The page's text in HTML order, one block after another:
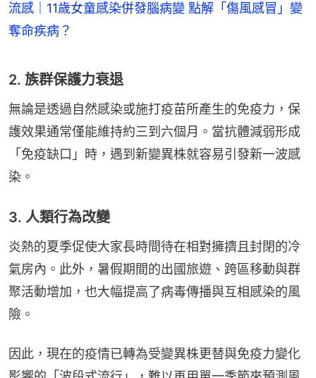
流感｜11歲女童感染併發腦病變 點解「傷風感冒」變
奪命疾病？
2. 族群保護力衰退
無論是透過自然感染或施打疫苗所產生的免疫力，保
護效果通常僅能維持約三到六個月。當抗體減弱形成
「免疫缺口」時，遇到新變異株就容易引發新一波感
染。
3. 人類行為改變
炎熱的夏季促使大家長時間待在相對擁擠且封閉的冷
氣房內。此外，暑假期間的出國旅遊、跨區移動與群
聚活動增加，也大幅提高了病毒傳播與互相感染的風
險。
因此，現在的疫情已轉為受變異株更替與免疫力變化